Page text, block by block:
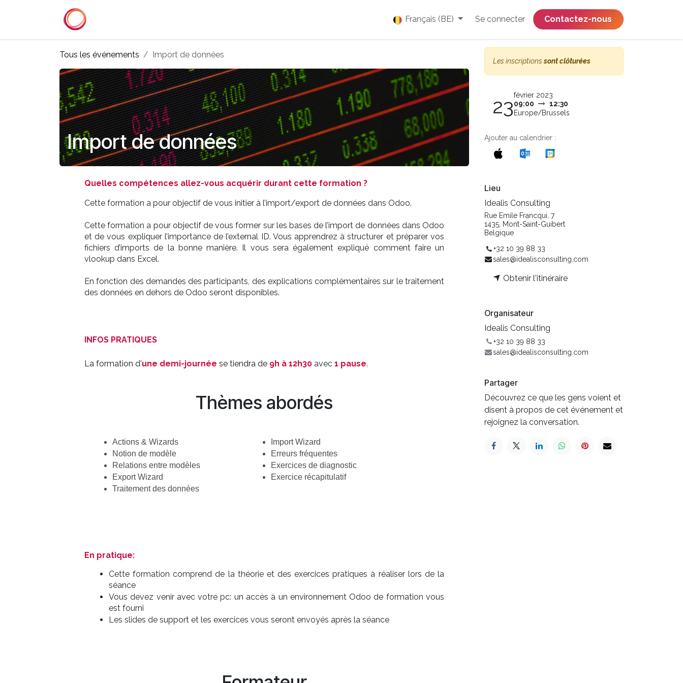
Français (BE) Se connecter ​​​​​​​​​​​​​​​​Contactez-nous
Tous les événements Import de données
Import de données
Quelles compétences allez-vous acquérir durant cette formation ?
Cette formation a pour objectif de vous initier à l’import/export de données dans Odoo.
Cette formation a pour objectif de vous former sur les bases de l’import de données dans Odoo
et de vous expliquer l’importance de l’external ID. Vous apprendrez à structurer et préparer vos
fichiers d’imports de la bonne manière. Il vous sera également expliqué comment faire un
vlookup dans Excel.
En fonction des demandes des participants, des explications complémentaires sur le traitement
des données en dehors de Odoo seront disponibles.
INFOS PRATIQUES
La formation d'une demi-journée se tiendra de 9h à 12h30 avec 1 pause.
Thèmes abordés
Actions & Wizards
Notion de modèle
Relations entre modèles
Export Wizard
Traitement des données
Import Wizard
Erreurs fréquentes
Exercices de diagnostic
Exercice récapitulatif
En pratique:
Cette formation comprend de la théorie et des exercices pratiques à réaliser lors de la
séance
Vous devez venir avec votre pc: un accès à un environnement Odoo de formation vous
est fourni
Les slides de support et les exercices vous seront envoyés après la séance
Les inscriptionssont clôturées
23février 2023
09:00
12:30
Europe/Brussels
Ajouter au calendrier :
Lieu
Idealis Consulting
Rue Emile Francqui, 7
1435, Mont-Saint-Guibert
Belgique
+32 10 39 88 33
sales@idealisconsulting.com
Obtenir l'itinéraire
Organisateur
Idealis Consulting
+32 10 39 88 33
sales@idealisconsulting.com
Partager
Découvrez ce que les gens voient et
disent à propos de cet événement et
rejoignez la conversation.